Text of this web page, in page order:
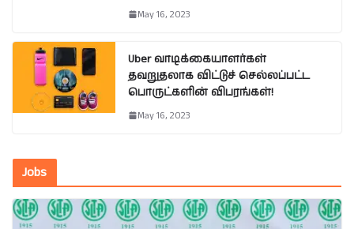
May 16, 2023
Uber வாடிக்கையாளர்கள்
தவறுதலாக விட்டுச் செல்லப்பட்ட
பொருட்களின் விபரங்கள்!
May 16, 2023
Jobs